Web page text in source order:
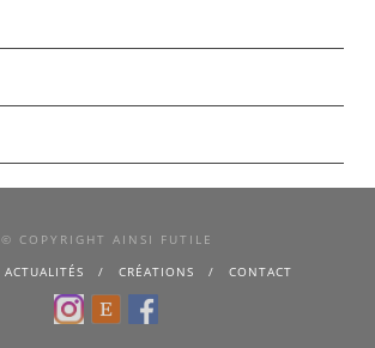
© COPYRIGHT AINSI FUTILE
ACTUALITÉS CRÉATIONS CONTACT